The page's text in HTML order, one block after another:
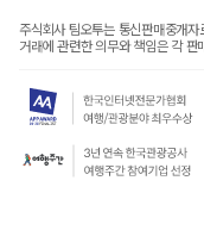
주식회사 팀오투는 통신판매중개
거래에 관련한 의무와 책임은 각 판